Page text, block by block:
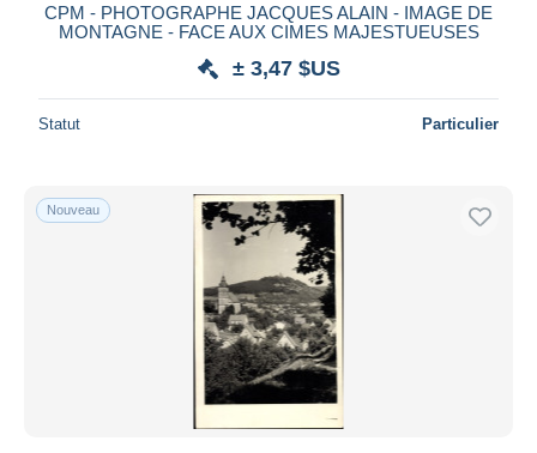
CPM - PHOTOGRAPHE JACQUES ALAIN - IMAGE DE
MONTAGNE - FACE AUX CIMES MAJESTUEUSES
± 3,47 $US
Statut Particulier
Nouveau